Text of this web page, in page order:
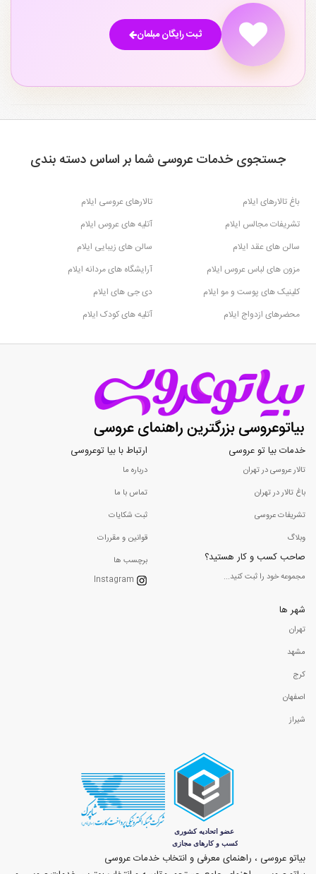
ثبت رایگان مبلمان
جستجوی خدمات عروسی شما بر اساس دسته بندی
باغ تالارهای ایلام
تالارهای عروسی ایلام
تشریفات مجالس ایلام
آتلیه های عروس ایلام
سالن های عقد ایلام
سالن های زیبایی ایلام
مزون های لباس عروس ایلام
آرایشگاه های مردانه ایلام
کلینیک های پوست و مو ایلام
دی جی های ایلام
محضرهای ازدواج ایلام
آتلیه های کودک ایلام
خدمات بیا تو عروسی
تالار عروسی در تهران
باغ تالار در تهران
تشریفات عروسی
وبلاگ
صاحب کسب و کار هستید؟
مجموعه خود را ثبت کنید...
ارتباط با بیا توعروسی
درباره ما
تماس با ما
ثبت شکایات
قوانین و مقررات
برچسب ها
Instagram
شهر ها
تهران
مشهد
کرج
اصفهان
شیراز
بیاتو عروسی ، راهنمای معرفی و انتخاب خدمات عروسی